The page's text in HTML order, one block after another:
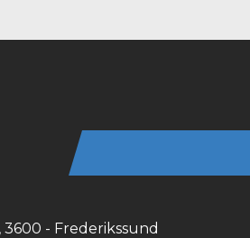
- Frederikssund